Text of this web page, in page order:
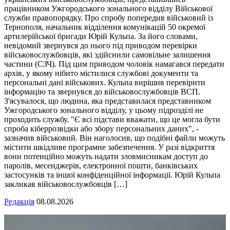
працівником Ужгородського зонального відділу Військової
служби правопорядку. Про спробу попередив військовий із
Тернополя, начальник відділення комунікацій 50 окремої
артилерійської бригади Юрій Кульпа. За його словами,
невідомий звернувся до нього під приводом перевірки
військовослужбовців, які здійснили самовільне залишення
частини (СЗЧ). Під цим приводом чоловік намагався передати
архів, у якому нібито містилися службові документи та
персональні дані військових. Кульпа вирішив перевірити
інформацію та звернувся до військовослужбовців ВСП.
З'ясувалося, що людина, яка представилася представником
Ужгородського зонального відділу, у цьому підрозділі не
проходить службу. "Є всі підстави вважати, що це могла бути
спроба кіберрозвідки або збору персональних даних", -
зазначив військовий. Він наголосив, що подібні файли можуть
містити шкідливе програмне забезпечення. У разі відкриття
вони потенційно можуть надати зловмисникам доступ до
паролів, месенджерів, електронної пошти, банківських
застосунків та іншої конфіденційної інформації. Юрій Кульпа
закликав військовослужбовців […]
Редакція 08.08.2026